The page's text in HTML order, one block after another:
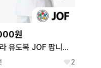
원
쿠사쿠라 유도복 JOF 팝니다. (4.0호 175~ 180 )
2